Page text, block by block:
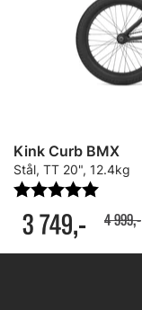
Kink Curb BMX
Stål, TT 20", 12.4kg
3 749,- 4 999,-
Karakter: